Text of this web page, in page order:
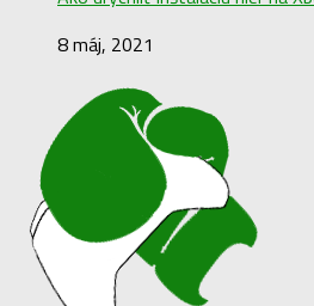
8 máj, 2021